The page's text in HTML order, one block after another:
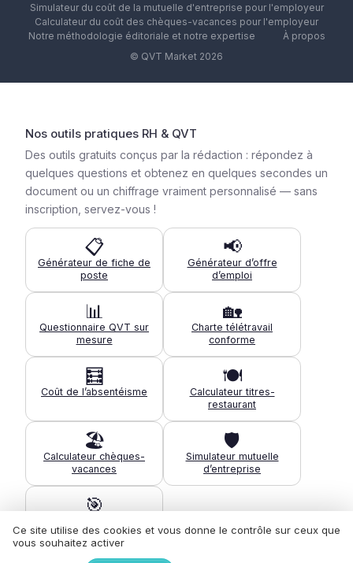
Simulateur du coût de la mutuelle d'entreprise pour l'employeur
Calculateur du coût des chèques-vacances pour l'employeur
Notre méthodologie éditoriale et notre expertise
À propos
© QVT Market 2026
Nos outils pratiques RH & QVT
Des outils gratuits conçus par la rédaction : répondez à
quelques questions et obtenez en quelques secondes un
document ou un chiffrage vraiment personnalisé — sans
inscription, servez-vous !
📋
Générateur de fiche de
poste
📢
Générateur d’offre
d’emploi
📊
Questionnaire QVT sur
mesure
🏡
Charte télétravail
conforme
🧮
Coût de l’absentéisme
🍽️
Calculateur titres-
restaurant
🏖️
Calculateur chèques-
vacances
🛡️
Simulateur mutuelle
d’entreprise
🎯
QVT
Ce site utilise des cookies et vous donne le contrôle sur ceux que
vous souhaitez activer